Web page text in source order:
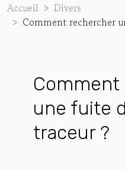
Accueil
Divers
Comment rechercher
une fuite
traceur ?